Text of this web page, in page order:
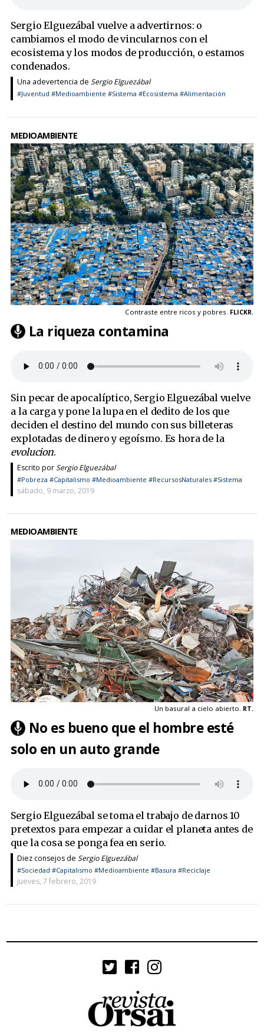
Sergio Elguezábal vuelve a advertirnos: o
cambiamos el modo de vincularnos con el
ecosistema y los modos de producción, o estamos
condenados.
Una adevertencia de Sergio Elguezábal
#Juventud #Medioambiente #Sistema #Ecosistema #Alimentación
MEDIOAMBIENTE
Contraste entre ricos y pobres. FLICKR.
La riqueza contamina
Sin pecar de apocalíptico, Sergio Elguezábal vuelve
a la carga y pone la lupa en el dedito de los que
deciden el destino del mundo con sus billeteras
explotadas de dinero y egoísmo. Es hora de la
evolucion.
Escrito porSergio Elguezábal
#Pobreza #Capitalismo #Medioambiente #RecursosNaturales #Sistema
sábado, 9 marzo, 2019
MEDIOAMBIENTE
Un basural a cielo abierto. RT.
No es bueno que el hombre esté
solo en un auto grande
Sergio Elguezábal se toma el trabajo de darnos 10
pretextos para empezar a cuidar el planeta antes de
que la cosa se ponga fea en serio.
Diez consejos de Sergio Elguezábal
#Sociedad #Capitalismo #Medioambiente #Basura #Reciclaje
jueves, 7 febrero, 2019